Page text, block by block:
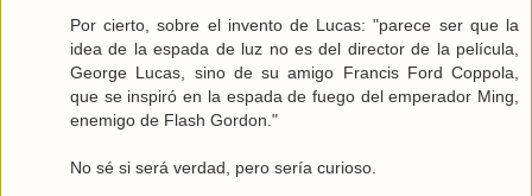
Por cierto, sobre el invento de Lucas: "parece ser que la
idea de la espada de luz no es del director de la película,
George Lucas, sino de su amigo Francis Ford Coppola,
que se inspiró en la espada de fuego del emperador Ming,
enemigo de Flash Gordon."
No sé si será verdad, pero sería curioso.